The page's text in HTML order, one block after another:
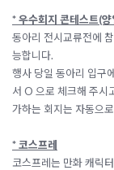
* 우수회지 콘테스트(양
동아리 전시교류전에
능합니다.
행사 당일 동아리 입구
서 O 으로 체크해 주시
가하는 회지는 자동으
* 코스프레
코스프레는 만화 캐릭